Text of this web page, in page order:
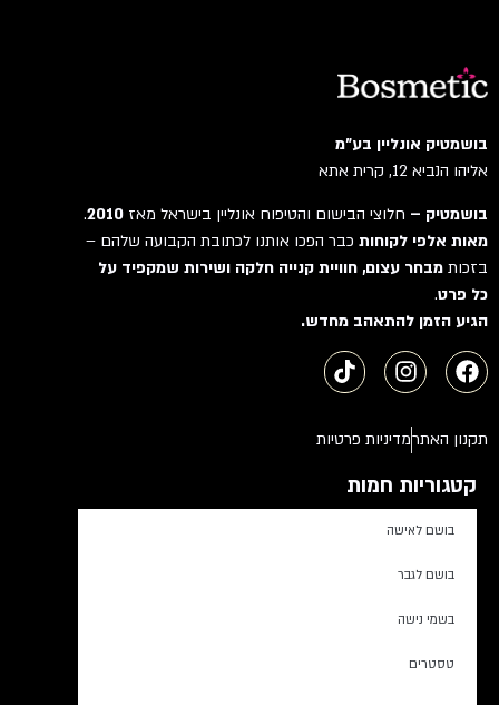
בושמטיק אונליין בע"מ
אליהו הנביא 12, קרית אתא
בושמטיק –חלוצי הבישום והטיפוח אונליין בישראל מאז2010
.
מאות אלפי לקוחותכבר הפכו אותנו לכתובת הקבועה שלהם –
בזכותמבחר עצום, חוויית קנייה חלקה ושירות שמקפיד על
כל פרט.
הגיע הזמן להתאהב מחדש.
תקנון האתרמדיניות פרטיות
קטגוריות חמות
בושם לאישה
בושם לגבר
בשמי נישה
טסטרים